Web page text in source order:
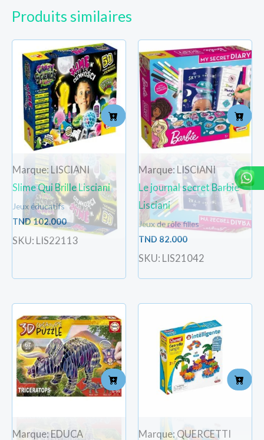
Produits similaires
Marque: LISCIANI
Slime Qui Brille Lisciani
Jeux éducatifs
TND102.000
SKU: LIS22113
Marque: LISCIANI
Le journal secret Barbie
Lisciani
Jeux de rôle filles
TND 82.000
SKU: LIS21042
Marque: EDUCA
Marque: QUERCETTI